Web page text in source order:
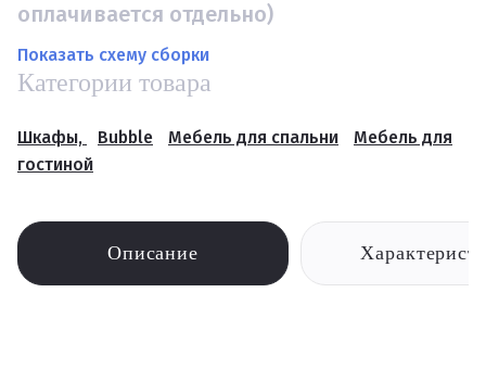
оплачивается отдельно)
Показать схему сборки
Категории товара
Шкафы, Bubble Мебель для спальни
Мебель для
гостиной
Описание